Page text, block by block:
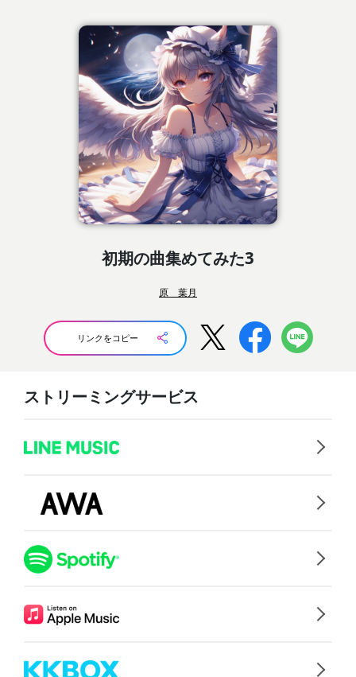
初期の曲集めてみた3
原 葉月
リンクをコピー
ストリーミングサービス